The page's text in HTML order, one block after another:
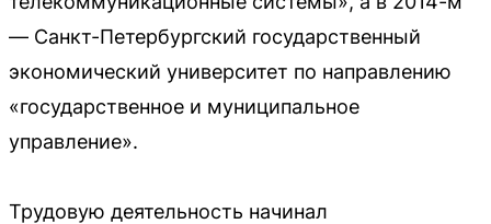
— Санкт-Петербургский государственный
экономический университет по направлению
«государственное и муниципальное
управление».
Трудовую деятельность начинал